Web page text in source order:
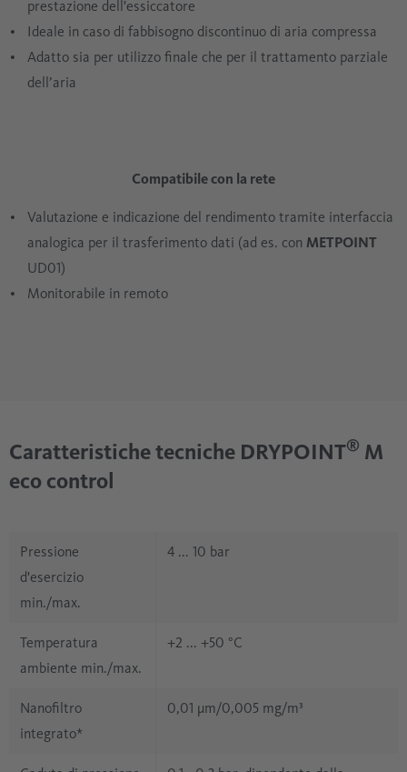
prestazione dell'essiccatore
Ideale in caso di fabbisogno discontinuo di aria compressa
Adatto sia per utilizzo finale che per il trattamento parziale
dell’aria
Compatibile con la rete
Valutazione e indicazione del rendimento tramite interfaccia
analogica per il trasferimento dati (ad es. con METPOINT
UD01)
Monitorabile in remoto
Caratteristiche tecniche DRYPOINT® M
eco control
Pressione
d'esercizio
min./max.
4 ... 10 bar
Temperatura
ambiente min./max.
+2 ... +50 °C
Nanofiltro
integrato*
0,01 μm/0,005 mg/m³